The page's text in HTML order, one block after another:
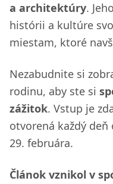
a architektúry.
histórii a kultúre
miestam, ktoré
Nezabudnite si
rodinu, aby ste si
zážitok. Vstup je
otvorená každý
29. februára.
Článok vznikol v